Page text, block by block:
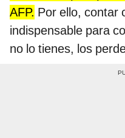
AFP. Por ello, contar
indispensable para
no lo tienes, los